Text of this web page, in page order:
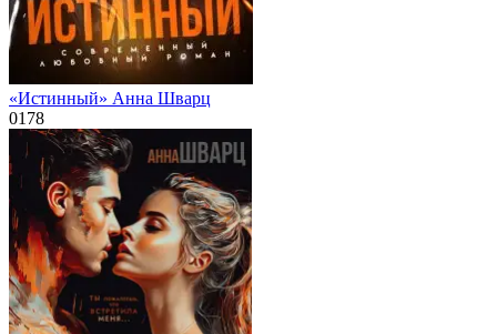
«Истинный» Анна Шварц
0178